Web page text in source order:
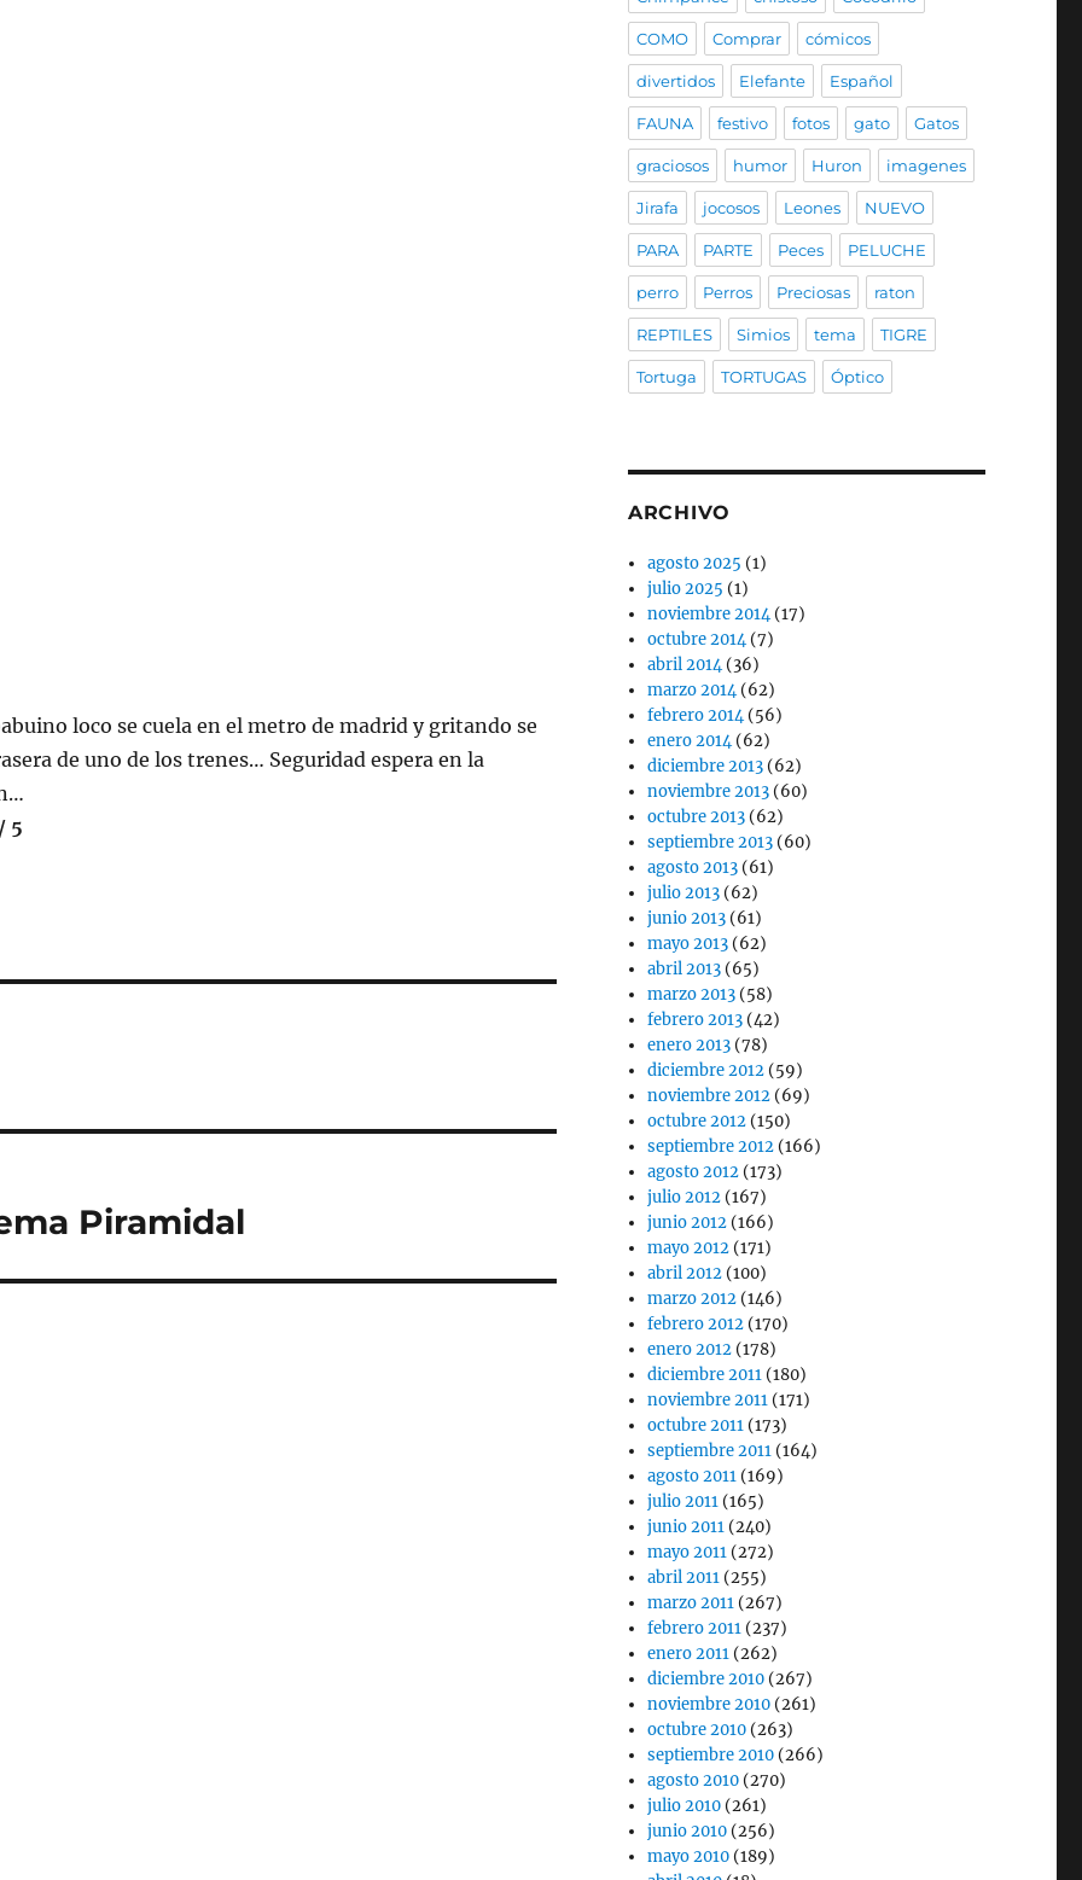
loco se cuela en el metro de madrid y gritando se
de uno de los trenes… Seguridad espera en la
5
Piramidal
COMO Comprar cómicos
divertidos Elefante Español
FAUNA festivo fotos gato Gatos
graciosos humor Huron imagenes
Jirafa jocosos Leones NUEVO
PARA PARTE Peces PELUCHE
perro Perros Preciosas raton
REPTILES Simios tema TIGRE
Tortuga TORTUGAS Óptico
ARCHIVO
agosto 2025 (1)
julio 2025 (1)
noviembre 2014(17)
octubre 2014(7)
abril 2014(36)
marzo 2014(62)
febrero 2014(56)
enero 2014(62)
diciembre 2013 (62)
noviembre 2013 (60)
octubre 2013 (62)
septiembre 2013 (60)
agosto 2013 (61)
julio 2013 (62)
junio 2013 (61)
mayo 2013 (62)
abril 2013 (65)
marzo 2013 (58)
febrero 2013 (42)
enero 2013 (78)
diciembre 2012 (59)
noviembre 2012 (69)
octubre 2012 (150)
septiembre 2012 (166)
agosto 2012 (173)
julio 2012 (167)
junio 2012 (166)
mayo 2012 (171)
abril 2012 (100)
marzo 2012 (146)
febrero 2012 (170)
enero 2012 (178)
diciembre 2011 (180)
noviembre 2011 (171)
octubre 2011 (173)
septiembre 2011 (164)
agosto 2011 (169)
julio 2011 (165)
junio 2011 (240)
mayo 2011 (272)
abril 2011 (255)
marzo 2011 (267)
febrero 2011 (237)
enero 2011 (262)
diciembre 2010 (267)
noviembre 2010 (261)
octubre 2010 (263)
septiembre 2010 (266)
agosto 2010 (270)
julio 2010 (261)
junio 2010 (256)
mayo 2010 (189)